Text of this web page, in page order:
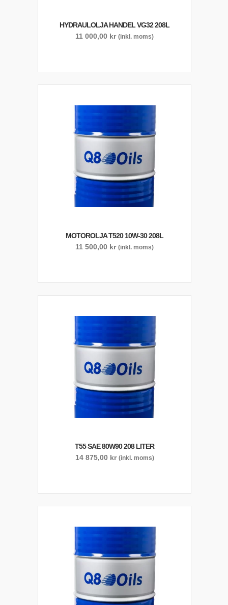
HYDRAULOLJA HANDEL VG32 208L
11 000,00 kr (inkl. moms)
MOTOROLJA T520 10W-30 208L
11 500,00 kr (inkl. moms)
T55 SAE 80W90 208 LITER
14 875,00 kr (inkl. moms)